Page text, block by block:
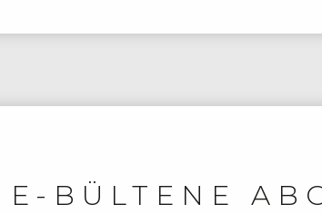
E-BÜLTENE